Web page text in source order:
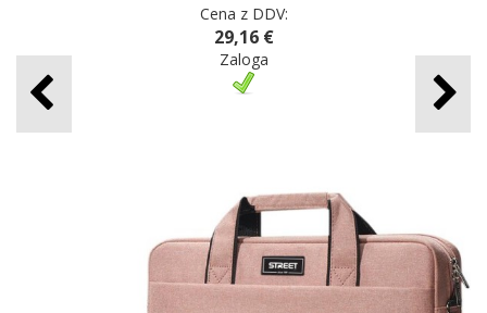
Cena z DDV:
29,16 €
Zaloga